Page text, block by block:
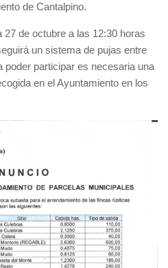
de Cantalpino.
de octubre a las 12:30 horas
un sistema de pujas entre
poder participar es necesaria una
en el Ayuntamiento en los